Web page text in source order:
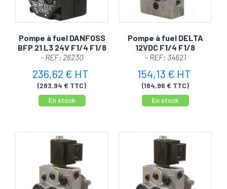
Pompe à fuel DANFOSS
BFP 21 L3 24V F1/4 F1/8
- REF: 26230
236,62 € HT
(283,94 € TTC)
En stock
Pompe à fuel DELTA
12VDC F1/4 F1/8
- REF: 34621
154,13 € HT
(184,96 € TTC)
En stock